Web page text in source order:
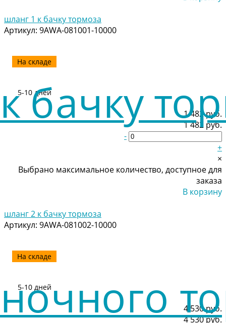
4 530 руб.
4 530 руб.
шланг 1 к бачку тормоза
Артикул: 9AWA-081001-10000
На складе
5-10 дней
1 482 руб.
1 482 руб.
-
+
×
Выбрано максимальное количество, доступное для
заказа
В корзину
шланг 2 к бачку тормоза
Артикул: 9AWA-081002-10000
На складе
5-10 дней